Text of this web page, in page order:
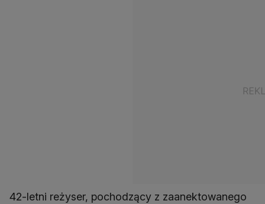
42-letni reżyser, pochodzący z zaanektowanego